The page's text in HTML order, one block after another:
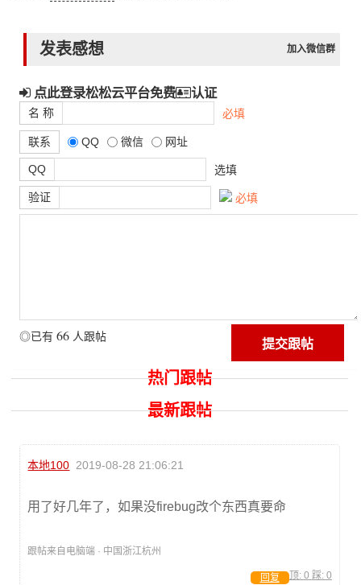
发表感想 加入微信群
点此登录松松云平台免费 认证
名 称 必填
联系 QQ 微信 网址
QQ 选填
验证 必填
◎已有 66 人跟帖
热门跟帖
最新跟帖
本地100 2019-08-28 21:06:21
用了好几年了，如果没firebug改个东西真要命
跟帖来自电脑端 · 中国浙江杭州
顶: 0 踩: 0
回复